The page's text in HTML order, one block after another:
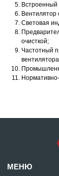
Встроенный
Вентилятор
Световая
очисткой;
Частотный
©
Отдел продаж: